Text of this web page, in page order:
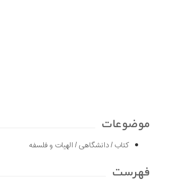
موضوعات
کتاب/دانشگاهی/الهیات و فلسفه
فهرست